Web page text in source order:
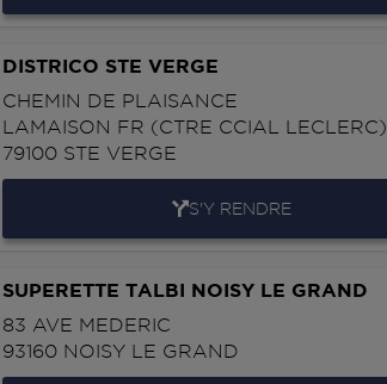
DISTRICO STE VERGE
CHEMIN DE PLAISANCE
LAMAISON FR (CTRE CCIAL LECLERC)
79100 STE VERGE
S'Y RENDRE
SUPERETTE TALBI NOISY LE GRAND
83 AVE MEDERIC
93160 NOISY LE GRAND